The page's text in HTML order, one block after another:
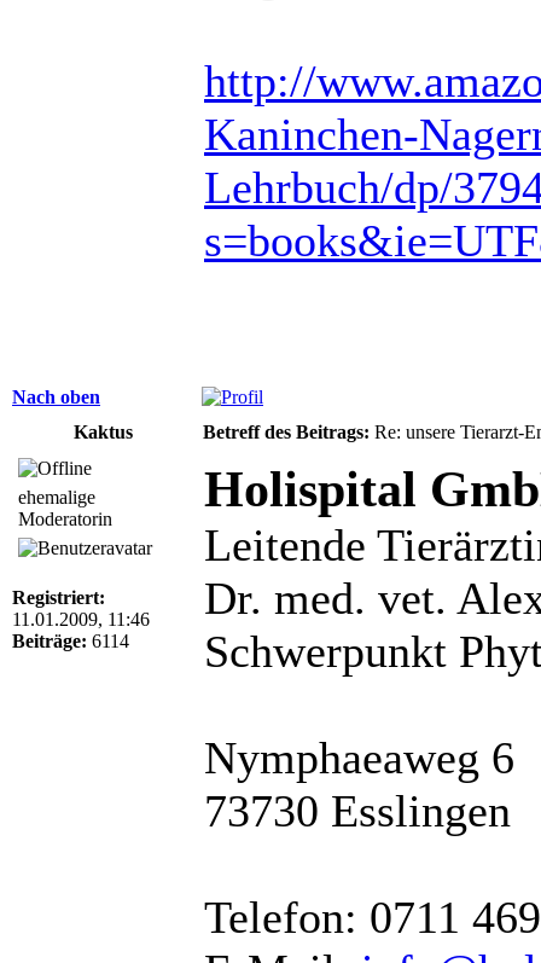
http://
Kaninchen-
Lehrbuch/dp/
Nach oben
Kaktus
Betreff des Beitrags: Re: unsere Tierarzt-
ehemalige
Moderatorin
Registriert:
11.01.2009, 11:46
Beiträge: 6114
Holispital
Leitende
Dr. med. vet.
Schwerpunkt
Nymphaeaweg 6
73730 Esslingen
Telefon: 0711